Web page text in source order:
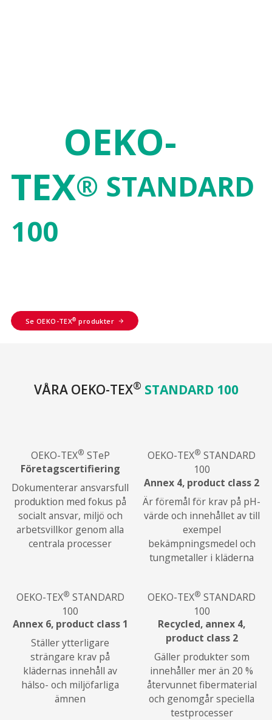
OEKO-
TEX® STANDARD
100
Se OEKO-TEX® produkter
VÅRA OEKO-TEX® STANDARD 100
OEKO-TEX® STeP
Företagscertifiering
Dokumenterar ansvarsfull
produktion med fokus på
socialt ansvar, miljö och
arbetsvillkor genom alla
centrala processer
OEKO-TEX® STANDARD
100
Annex 4, product class 2
Är föremål för krav på pH-
värde och innehållet av till
exempel
bekämpningsmedel och
tungmetaller i kläderna
OEKO-TEX® STANDARD
100
Annex 6, product class 1
Ställer ytterligare
strängare krav på
klädernas innehåll av
hälso- och miljöfarliga
ämnen
OEKO-TEX® STANDARD
100
Recycled, annex 4,
product class 2
Gäller produkter som
innehåller mer än 20 %
återvunnet fibermaterial
och genomgår speciella
testprocesser